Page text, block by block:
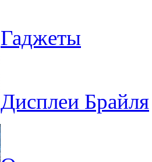
Гаджеты
Дисплеи Брайля